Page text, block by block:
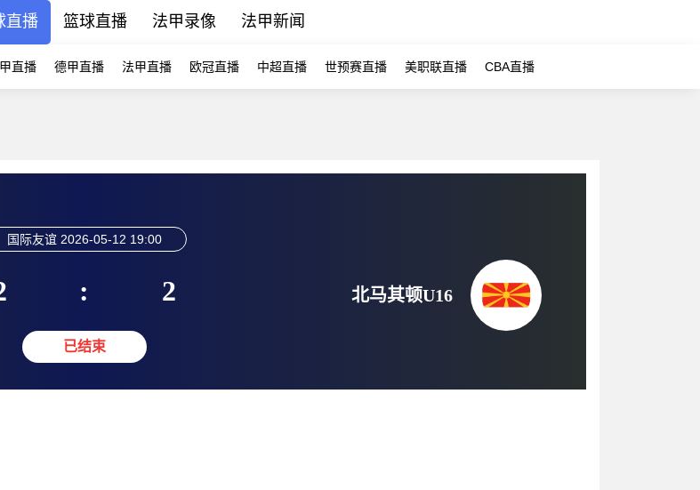
直播 篮球直播 法甲录像 法甲新闻
直播 德甲直播 法甲直播 欧冠直播 中超直播 世预赛直播 美职联直播 CBA直播
国际友谊 2026-05-12 19:00
: 2
已结束
北马其顿U16